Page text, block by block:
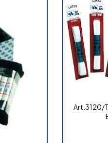
Art.3120/